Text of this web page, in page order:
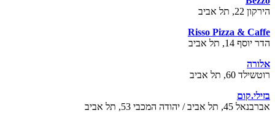
הירקון 22, תל אביב
Risso Pizza & Caffe
הדר יוסף 14, תל אביב
אלורה
רוטשילד 60, תל אביב
בזילי.קום
אברבנאל 45, תל אביב / יהודה המכבי 53, תל אביב